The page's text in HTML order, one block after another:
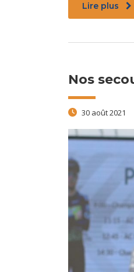
Lire plus
Nos
30 août 2021